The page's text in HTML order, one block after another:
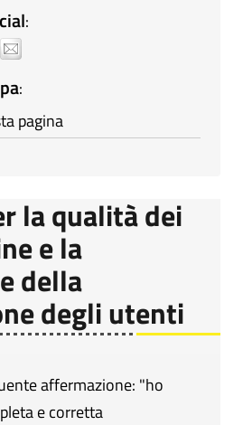
:
:
pagina
la qualità dei
e la
della
degli utenti
affermazione: "ho
e corretta